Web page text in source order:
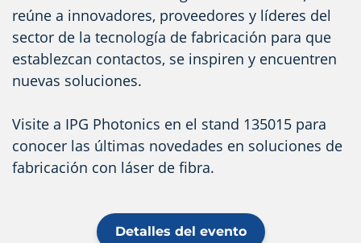
reúne a innovadores, proveedores y líderes del
sector de la tecnología de fabricación para que
establezcan contactos, se inspiren y encuentren
nuevas soluciones.
Visite a IPG Photonics en el stand 135015 para
conocer las últimas novedades en soluciones de
fabricación con láser de fibra.
Detalles del evento